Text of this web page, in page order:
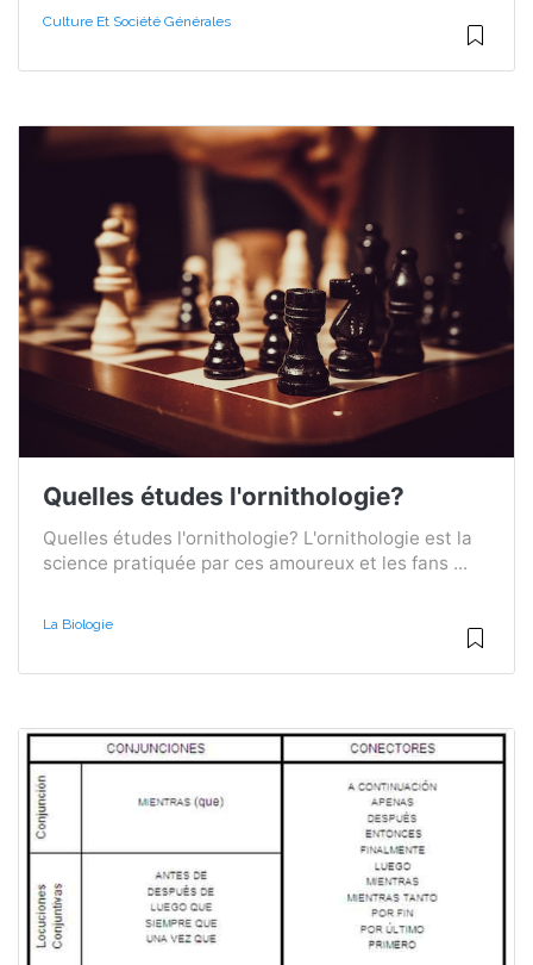
Culture Et Société Générales
Quelles études l'ornithologie?
Quelles études l'ornithologie? L'ornithologie est la
science pratiquée par ces amoureux et les fans ...
La Biologie